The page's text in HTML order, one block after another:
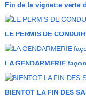
Fin de la vignette verte
LE PERMIS DE
LA GENDARMERIE
BIENTOT LA FIN DES